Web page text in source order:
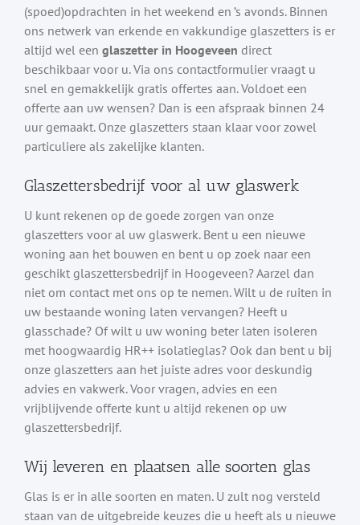
(spoed)opdrachten in het weekend en ’s avonds. Binnen
ons netwerk van erkende en vakkundige glaszetters is er
altijd wel een glaszetter in Hoogeveen direct
beschikbaar voor u. Via ons contactformulier vraagt u
snel en gemakkelijk gratis offertes aan. Voldoet een
offerte aan uw wensen? Dan is een afspraak binnen 24
uur gemaakt. Onze glaszetters staan klaar voor zowel
particuliere als zakelijke klanten.
Glaszettersbedrijf voor al uw glaswerk
U kunt rekenen op de goede zorgen van onze
glaszetters voor al uw glaswerk. Bent u een nieuwe
woning aan het bouwen en bent u op zoek naar een
geschikt glaszettersbedrijf in Hoogeveen? Aarzel dan
niet om contact met ons op te nemen. Wilt u de ruiten in
uw bestaande woning laten vervangen? Heeft u
glasschade? Of wilt u uw woning beter laten isoleren
met hoogwaardig HR++ isolatieglas? Ook dan bent u bij
onze glaszetters aan het juiste adres voor deskundig
advies en vakwerk. Voor vragen, advies en een
vrijblijvende offerte kunt u altijd rekenen op uw
glaszettersbedrijf.
Wij leveren en plaatsen alle soorten glas
Glas is er in alle soorten en maten. U zult nog versteld
staan van de uitgebreide keuzes die u heeft als u nieuwe